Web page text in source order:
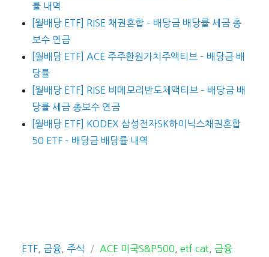
률 내역
[월배당 ETF] RISE 채권혼합 – 배당금 배당률 세금 총
보수 연금
[월배당 ETF] ACE 주주환원가치주액티브 – 배당금 배
당률
[월배당 ETF] RISE 비메모리반도체액티브 – 배당금 배
당률 세금 총보수 연금
[월배당 ETF] KODEX 삼성전자SK하이닉스채권혼합
50 ETF – 배당금 배당률 내역
카
ETF 금융 주식
태
ACE 미국S&P500 etf cat
금융